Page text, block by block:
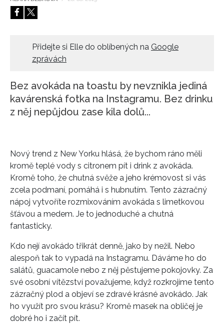
HOME
Přidejte si Elle do oblíbených na Google
zprávách
Bez avokáda na toastu by nevznikla jediná
kavárenská fotka na Instagramu. Bez drinku
z něj nepůjdou zase kila dolů...
Nový trend z New Yorku hlásá, že bychom ráno měli
kromě teplé vody s citronem pít i drink z avokáda.
Kromě toho, že chutná svěže a jeho krémovost si vás
zcela podmaní, pomáhá i s hubnutím. Tento zázračný
nápoj vytvoříte rozmixováním avokáda s limetkovou
šťávou a medem. Je to jednoduché a chutná
fantasticky.
Kdo nejí avokádo třikrát denně, jako by nežil. Nebo
alespoň tak to vypadá na Instagramu. Dáváme ho do
salátů, guacamole nebo z něj pěstujeme pokojovky. Za
své osobní vítězství považujeme, když rozkrojíme tento
zázračný plod a objeví se zdravé krásné avokádo. Jak
ho využít pro svou krásu? Kromě masek na obličej je
dobré ho i začít pít.